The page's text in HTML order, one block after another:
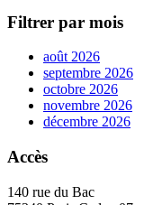
Filtrer par mois
août 2026
septembre 2026
octobre 2026
novembre 2026
décembre 2026
Accès
140 rue du Bac